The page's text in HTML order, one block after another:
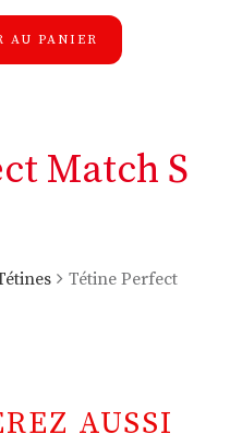
Tétine Perfect
Match S
AU PANIER
AUSSI